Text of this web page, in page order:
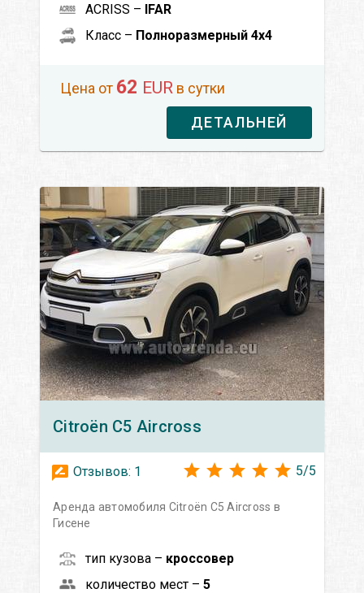
ACRISS – IFAR
Класс – Полноразмерный 4x4
Цена от 62 EUR в сутки
ДЕТАЛЬНЕЙ
Citroën C5 Aircross
Отзывов: 1 5/5
Аренда автомобиля Citroën C5 Aircross в
Гисене
тип кузова – кроссовер
количество мест – 5